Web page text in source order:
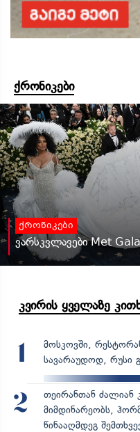
ქრონიკები
ქრონიკები
ვარსკვლავები Met
კვირის ყველაზე
1
მოსკოვში,
სავარაუდოდ, რუსი
2
თეირანთან ძალიან
მიმდინარეობს,
წინააღმდეგ